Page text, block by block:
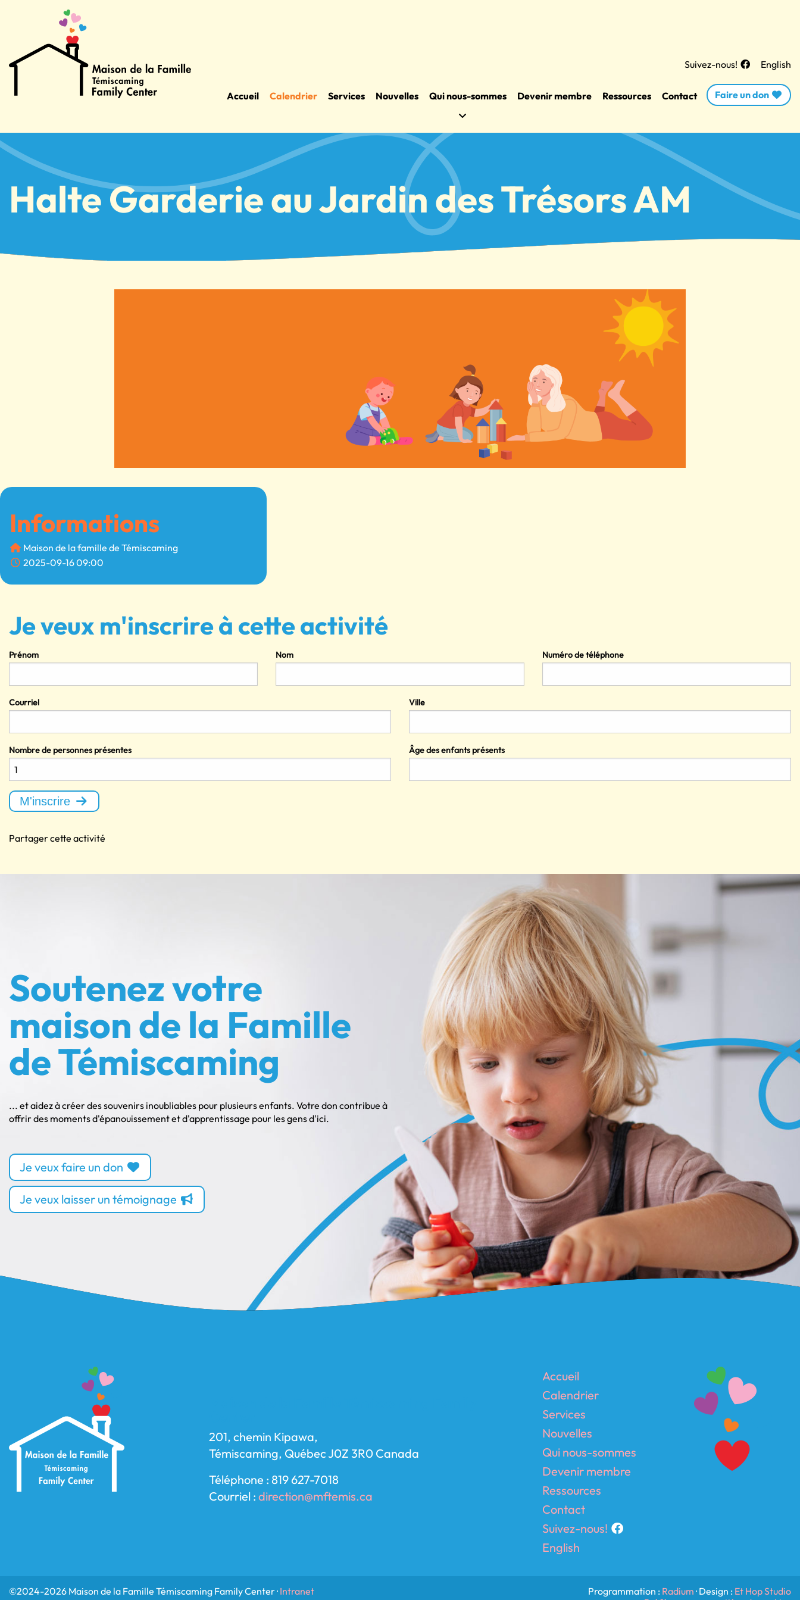
English
Suivez-nous!
Accueil Calendrier Services Nouvelles Qui nous-sommes Devenir membre Ressources Contact Faire un don
Halte Garderie au Jardin des Trésors AM
Informations
Maison de la famille de Témiscaming
2025-09-16 09:00
Je veux m'inscrire à cette activité
Prénom Nom Numéro de téléphone
Courriel Ville
Nombre de personnes présentes Âge des enfants présents
M'inscrire
Partager cette activité
Soutenez votre
maison de la Famille
de Témiscaming
... et aidez à créer des souvenirs inoubliables pour plusieurs enfants. Votre don contribue à
offrir des moments d'épanouissement et d'apprentissage pour les gens d'ici.
Je veux faire un don
Je veux laisser un témoignage
201, chemin Kipawa,
Témiscaming, Québec J0Z 3R0 Canada
Téléphone : 819 627-7018
Courriel : direction@mftemis.ca
Accueil
Calendrier
Services
Nouvelles
Qui nous-sommes
Devenir membre
Ressources
Contact
Suivez-nous!
English
©2024-2026 Maison de la Famille Témiscaming Family Center · Intranet Programmation : Radium · Design : Et Hop Studio